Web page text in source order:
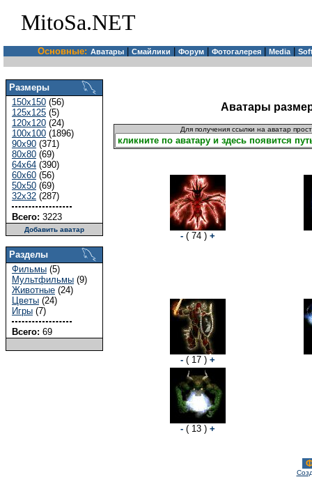
MitoSa.NET
Основные: Аватары Смайлики Форум Фотогалерея Media|
Размеры
150x150 (56)
125x125 (5)
120x120 (24)
100x100 (1896)
90x90 (371)
80x80 (69)
64x64 (390)
60x60 (56)
50x50 (69)
32x32 (287)
Всего: 3223
Добавить аватар
Разделы
Фильмы (5)
Мультфильмы (9)
Животные (24)
Цветы (24)
Игры (7)
Всего: 69
Аватары
Для получения ссылки на аватар
- ( 74 ) +
- ( 17 ) +
- ( 13 ) +